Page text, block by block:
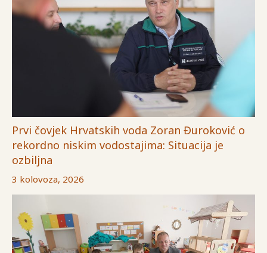
Prvi čovjek Hrvatskih voda Zoran Đuroković o
rekordno niskim vodostajima: Situacija je
ozbiljna
3 kolovoza, 2026